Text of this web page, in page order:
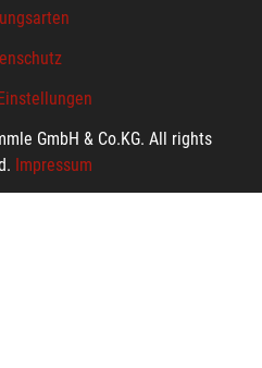
GmbH & Co.KG. All rights
Impressum